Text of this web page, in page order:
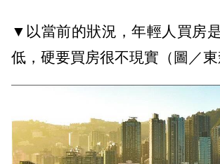
▼ 以當前的狀況，年輕人買房
低，硬要買房很不現實 （圖／